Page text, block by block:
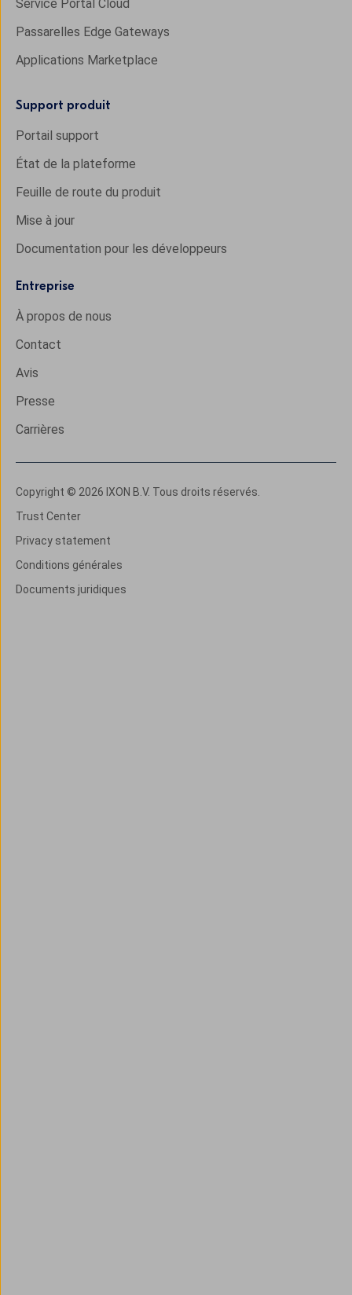
Service Portal Cloud
Passarelles Edge Gateways
Applications Marketplace
Support produit
Portail support
État de la plateforme
Feuille de route du produit
Mise à jour
Documentation pour les développeurs
Entreprise
À propos de nous
Contact
Avis
Presse
Carrières
Copyright © 2026 IXON B.V. Tous droits réservés.
Trust Center
Privacy statement
Conditions générales
Documents juridiques